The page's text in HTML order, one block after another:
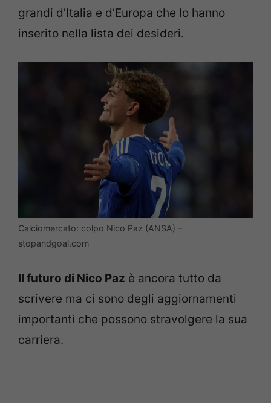
grandi d’Italia e d’Europa che lo hanno
inserito nella lista dei desideri.
Calciomercato: colpo Nico Paz (ANSA) –
stopandgoal.com
Il futuro di Nico Paz è ancora tutto da
scrivere ma ci sono degli aggiornamenti
importanti che possono stravolgere la sua
carriera.